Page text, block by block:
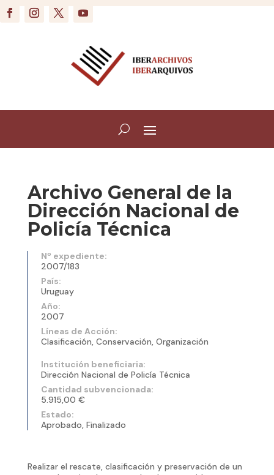
Archivo General de la
Dirección Nacional de
Policía Técnica
Nº expediente:
2007/183
País:
Uruguay
Año:
2007
Líneas de Acción:
Clasificación, Conservación, Organización
Institución beneficiaria:
Dirección Nacional de Policía Técnica
Cantidad subvencionada:
5.915,00 €
Estado:
Aprobado, Finalizado
Realizar el rescate, clasificación y preservación de un